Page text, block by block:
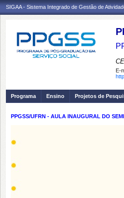
SIGAA - Sistema Integrado de Gestão de
E-
Programa Ensino Projetos de
PPGSS/UFRN - AULA INAUGURAL DO